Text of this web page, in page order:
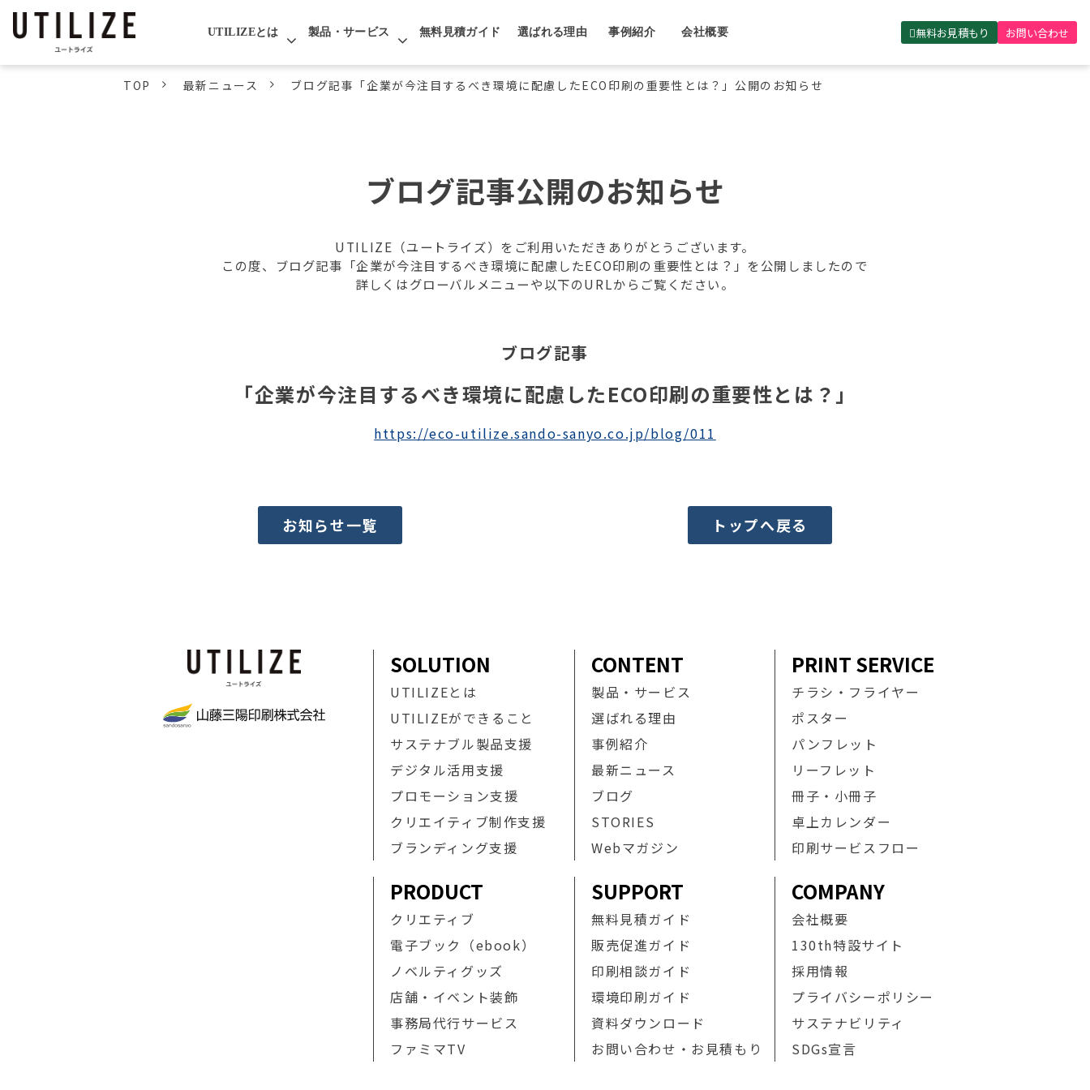
UTILIZEとは 製品・サービス 無料見積ガイド 選ばれる理由 事例紹介 会社概要 無料お見積もり お問い合わせ
TOP 最新ニュース ブログ記事「企業が今注目するべき環境に配慮したECO印刷の重要性とは？」公開のお知らせ
ブログ記事公開のお知らせ
UTILIZE（ユートライズ）をご利用いただきありがとうございます。
この度、ブログ記事「企業が今注目するべき環境に配慮したECO印刷の重要性とは？」を公開しましたので
詳しくはグローバルメニューや以下のURLからご覧ください。
ブログ記事
「企業が今注目するべき環境に配慮したECO印刷の重要性とは？」
https://eco-utilize.sando-sanyo.co.jp/blog/011
お知らせ一覧 トップへ戻る
SOLUTION
UTILIZEとは
UTILIZEができること
サステナブル製品支援
デジタル活用支援
プロモーション支援
クリエイティブ制作支援
ブランディング支援
CONTENT
製品・サービス
選ばれる理由
事例紹介
最新ニュース
ブログ
STORIES
Webマガジン
PRINT SERVICE
チラシ・フライヤー
ポスター
パンフレット
リーフレット
冊子・小冊子
卓上カレンダー
印刷サービスフロー
PRODUCT
クリエティブ
電子ブック（ebook）
ノベルティグッズ
店舗・イベント装飾
事務局代行サービス
ファミマTV
SUPPORT
無料見積ガイド
販売促進ガイド
印刷相談ガイド
環境印刷ガイド
資料ダウンロード
お問い合わせ・お見積もり
COMPANY
会社概要
130th特設サイト
採用情報
プライバシーポリシー
サステナビリティ
SDGs宣言